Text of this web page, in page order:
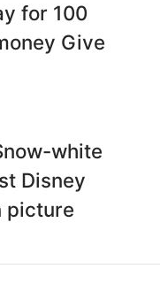
for 100
Give
white
Disney
picture